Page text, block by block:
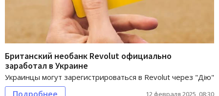
Британский необанк Revolut официально
заработал в Украине
Украинцы могут зарегистрироваться в Revolut через "Дію"
12 февраля 2025, 08:30